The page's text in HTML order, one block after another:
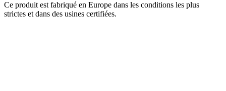
Ce produit est fabriqué en Europe dans les conditions les plus
strictes et dans des usines certifiées.